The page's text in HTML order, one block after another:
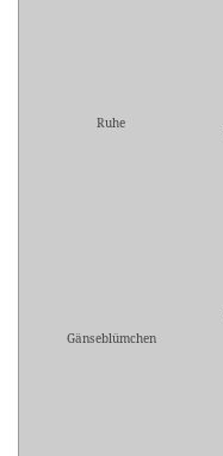
Ruhe
Gänseblümchen